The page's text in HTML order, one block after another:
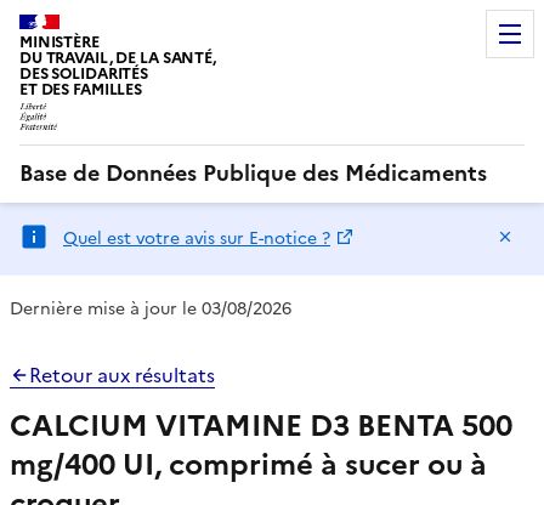
MINISTÈRE
DU TRAVAIL, DE LA SANTÉ,
DES SOLIDARITÉS
ET DES FAMILLES
Base de Données Publique des Médicaments
Quel est votre avis sur E-notice ?
Dernière mise à jour le 03/08/2026
Retour aux résultats
CALCIUM VITAMINE D3 BENTA 500
mg/400 UI, comprimé à sucer ou à